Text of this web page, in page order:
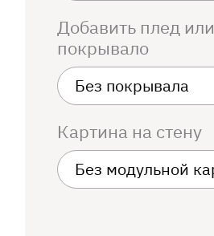
Добавить плед или
покрывало
Картина на стену